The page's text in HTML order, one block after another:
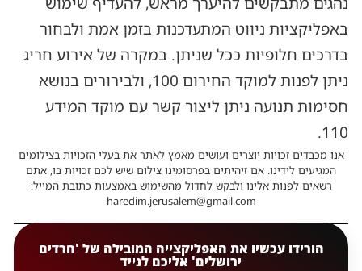
באפליקציות ניווט המתעדכנות בזמן אמת ולבחור
בדרכים חלופיות ככל שניתן. במקרה של אירוע חריג
ניתן לפנות למוקד החירום 100, ולבירורים בנושא
חסימות תנועה ניתן ליצור קשר עם מוקד המידע
110.
אנו מכבדים זכויות יוצרים ועושים מאמץ לאתר את בעלי הזכויות בצילומים
המגיעים לידינו. אם זיהיתים בפרסומינו צילום שיש לכם זכויות בו, אתם
רשאים לפנות אלינו ולבקש לחדול מהשימוש באמצעות כתובת המייל:
haredim.jerusalem@gmail.com
הורידו עכשיו את האפליקצייה המובילה של 'חרדים
ירושלים' אליכם לנייד